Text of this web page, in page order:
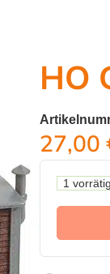
HO
27,00
1 vorrätig